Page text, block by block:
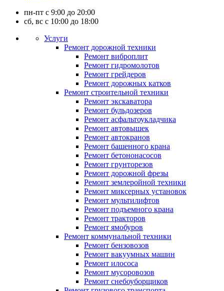
пн-пт с 9:00 до 20:00
сб, вс с 10:00 до 18:00
Услуги
Ремонт дорожной техники
Ремонт виброплит
Ремонт гидромолотов
Ремонт грейдеров
Ремонт дорожных катков
Ремонт строительной техники
Ремонт экскаватора
Ремонт бульдозеров
Ремонт асфальтоукладчика
Ремонт автовышек
Ремонт автокранов
Ремонт башенного крана
Ремонт бетононасосов
Ремонт грунторезов
Ремонт дорожной фрезы
Ремонт землеройной техники
Ремонт миксерных установок
Ремонт мультилифтов
Ремонт подъемного крана
Ремонт тракторов
Ремонт ямобуров
Ремонт коммунальной техники
Ремонт бензовозов
Ремонт вакуумных машин
Ремонт илососа
Ремонт мусоровозов
Ремонт снебоуборщиков